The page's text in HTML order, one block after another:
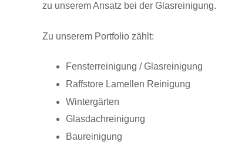
zu unserem Ansatz bei der Glasreinigung.
Zu unserem Portfolio zählt:
Fensterreinigung / Glasreinigung
Raffstore Lamellen Reinigung
Wintergärten
Glasdachreinigung
Baureinigung